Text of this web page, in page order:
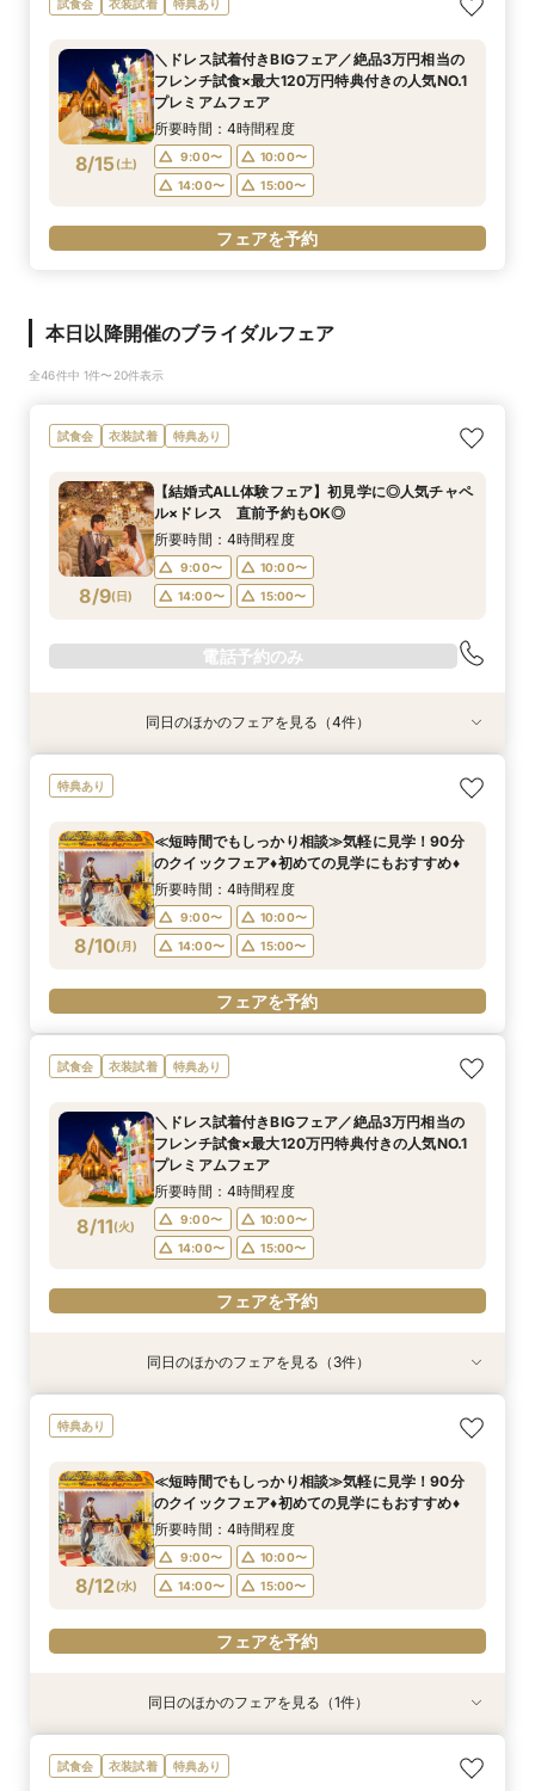
試食会 衣装試着 特典あり
8/15(土)
＼ドレス試着付きBIGフェア／絶品3万円相当の
フレンチ試食×最大120万円特典付きの人気NO.1
プレミアムフェア
所要時間：4時間程度
9:00〜
10:00〜
14:00〜
15:00〜
フェアを予約
本日以降開催のブライダルフェア
全46件中 1件〜20件表示
試食会 衣装試着 特典あり
8/9(日)
【結婚式ALL体験フェア】初見学に◎人気チャペ
ル×ドレス 直前予約もOK◎
所要時間：4時間程度
9:00〜
10:00〜
14:00〜
15:00〜
電話予約のみ
8/9(日)
≪短時間でもしっかり相談≫気軽に見学！90分
9:00〜
10:00〜
14:00〜
15:00〜
電話予約のみ
特典あり
8/9(日)
【マイナビ限定】2人で自由にセレクト◎見学・
9:00〜
10:00〜
14:00〜
15:00〜
電話予約のみ
特典あり
8/9(日)
自己負担０円で叶う結婚式をご提案♦静岡県国産
9:00〜
10:00〜
14:00〜
15:00〜
電話予約のみ
衣装試着 特典あり
8/9(日)
＼ドレス試着付きBIGフェア／絶品3万円相当の
所要時間：4時間程度
14:00〜
15:00〜
電話予約のみ
同日のほかのフェアを見る（4件）
特典あり
8/10(月)
≪短時間でもしっかり相談≫気軽に見学！90分
のクイックフェア♦初めての見学にもおすすめ♦
所要時間：4時間程度
9:00〜
10:00〜
14:00〜
15:00〜
フェアを予約
試食会 衣装試着 特典あり
8/11(火)
＼ドレス試着付きBIGフェア／絶品3万円相当の
フレンチ試食×最大120万円特典付きの人気NO.1
プレミアムフェア
所要時間：4時間程度
9:00〜
10:00〜
14:00〜
15:00〜
フェアを予約
8/11(火)
≪短時間でもしっかり相談≫気軽に見学！90分
9:00〜
10:00〜
14:00〜
15:00〜
フェアを予約
特典あり
8/11(火)
【マイナビ限定】2人で自由にセレクト◎見学・
9:00〜
10:00〜
14:00〜
15:00〜
フェアを予約
特典あり
8/11(火)
自己負担０円で叶う結婚式をご提案♦静岡県国産
9:00〜
10:00〜
14:00〜
15:00〜
フェアを予約
同日のほかのフェアを見る（3件）
特典あり
8/12(水)
≪短時間でもしっかり相談≫気軽に見学！90分
のクイックフェア♦初めての見学にもおすすめ♦
所要時間：4時間程度
9:00〜
10:00〜
14:00〜
15:00〜
フェアを予約
特典あり
費用相談に特化した自己負担０円応援フェア！2
件目以降のフェアにも◎デザート試食付き
同日のほかのフェアを見る（1件）
試食会 衣装試着 特典あり